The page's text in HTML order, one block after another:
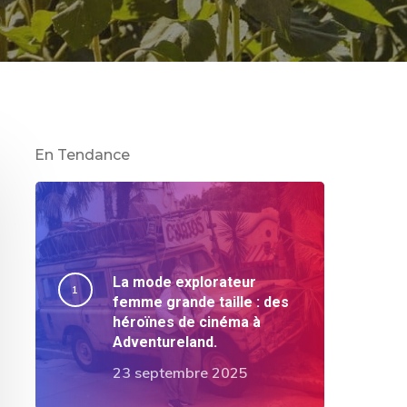
En Tendance
La mode explorateur
femme grande taille : des
héroïnes de cinéma à
Adventureland.
23 septembre 2025